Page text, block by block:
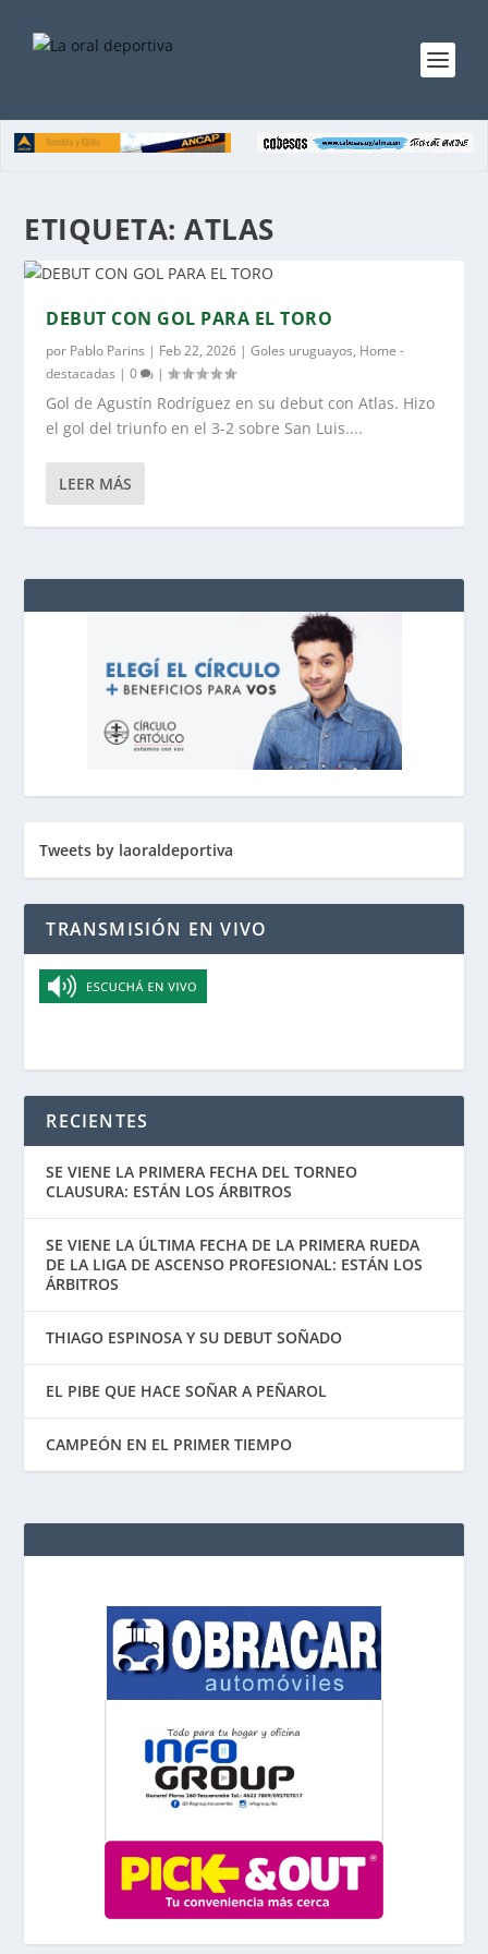
ETIQUETA:ATLAS
DEBUT CON GOL PARA EL TORO
por Pablo Parins | Feb 22, 2026 |Goles uruguayos, Home -
destacadas |0 |
Gol de Agustín Rodríguez en su debut con Atlas. Hizo
el gol del triunfo en el 3-2 sobre San Luis....
LEER MÁS
Tweets by laoraldeportiva
TRANSMISIÓN EN VIVO
RECIENTES
SE VIENE LA PRIMERA FECHA DEL TORNEO
CLAUSURA: ESTÁN LOS ÁRBITROS
SE VIENE LA ÚLTIMA FECHA DE LA PRIMERA RUEDA
DE LA LIGA DE ASCENSO PROFESIONAL: ESTÁN LOS
ÁRBITROS
THIAGO ESPINOSA Y SU DEBUT SOÑADO
EL PIBE QUE HACE SOÑAR A PEÑAROL
CAMPEÓN EN EL PRIMER TIEMPO